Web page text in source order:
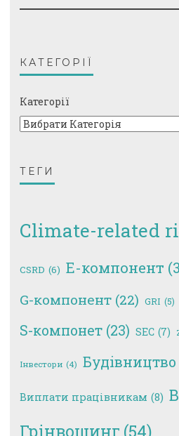
КАТЕГОРІЇ
Категорії
ТЕГИ
Climate-related
CSRD (6) E-компонент
G-компонент (22) GRI (5)
S-компонет (23) SEC (7)
Інвестори (4) Будівництво
Виплати працівникам (8)
Грінвошинг (54)